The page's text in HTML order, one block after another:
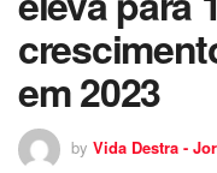
em 2023
by Vida Destra -